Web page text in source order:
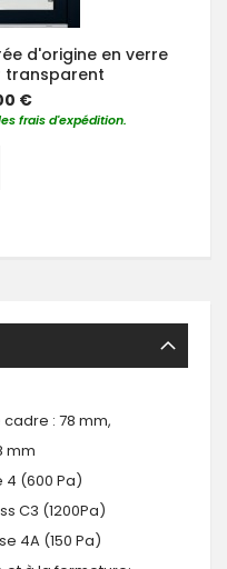
d'origine en verre
transparent
€
frais d'expédition.